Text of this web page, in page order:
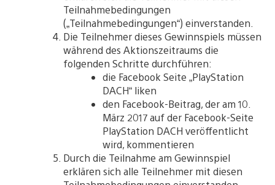
Teilnahmebedingungen
(„Teilnahmebedingungen“) einverstanden.
Die Teilnehmer dieses Gewinnspiels müssen
während des Aktionszeitraums die
folgenden Schritte durchführen:
die Facebook Seite „PlayStation
DACH“ liken
den Facebook-Beitrag, der am 10.
März 2017 auf der Facebook-Seite
PlayStation DACH veröffentlicht
wird, kommentieren
Durch die Teilnahme am Gewinnspiel
erklären sich alle Teilnehmer mit diesen